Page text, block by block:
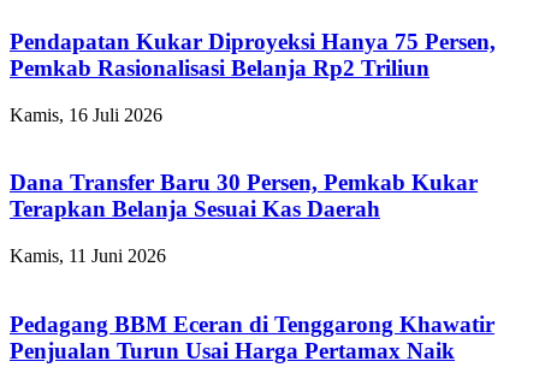
Pendapatan Kukar Diproyeksi Hanya 75 Persen,
Pemkab Rasionalisasi Belanja Rp2 Triliun
Kamis, 16 Juli 2026
Dana Transfer Baru 30 Persen, Pemkab Kukar
Terapkan Belanja Sesuai Kas Daerah
Kamis, 11 Juni 2026
Pedagang BBM Eceran di Tenggarong Khawatir
Penjualan Turun Usai Harga Pertamax Naik